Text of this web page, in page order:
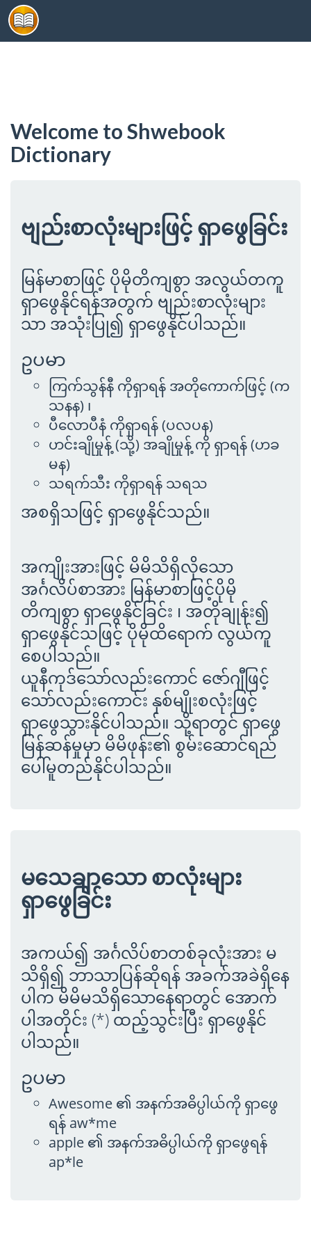
Welcome to Shwebook
Dictionary
ဗျည်းစာလုံးများဖြင့် ရှာဖွေခြင်း
မြန်မာစာဖြင့် ပိုမိုတိကျစွာ အလွယ်တကူ
ရှာဖွေနိုင်ရန်အတွက် ဗျည်းစာလုံးများ
သာ အသုံးပြု၍ ရှာဖွေနိုင်ပါသည်။
ဥပမာ
ကြက်သွန်နီ ကိုရှာရန် အတိုကောက်ဖြင့် (က
သနန) ၊
ပီလောပီနံ ကိုရှာရန် (ပလပန)
ဟင်းချိုမှုန့် (သို့) အချိုမှုန့် ကို ရှာရန် (ဟခ
မန)
သရက်သီး ကိုရှာရန် သရသ
အစရှိသဖြင့် ရှာဖွေနိုင်သည်။
အကျိုးအားဖြင့် မိမိသိရှိလိုသော
အင်္ဂလိပ်စာအား မြန်မာစာဖြင့်ပိုမို
တိကျစွာ ရှာဖွေနိုင်ခြင်း ၊ အတိုချုန်း၍
ရှာဖွေနိုင်သဖြင့် ပိုမိုထိရောက် လွယ်ကူ
စေပါသည်။
ယူနီကုဒ်သော်လည်းကောင် ဇော်ဂျီဖြင့်
သော်လည်းကောင်း နှစ်မျိုးစလုံးဖြင့်
ရှာဖွေသွားနိုင်ပါသည်။ သို့ရာတွင် ရှာဖွေ
မြန်ဆန်မှုမှာ မိမိဖုန်း၏ စွမ်းဆောင်ရည်
ပေါ်မူတည်နိုင်ပါသည်။
မသေချာသော စာလုံးများ
ရှာဖွေခြင်း
အကယ်၍ အင်္ဂလိပ်စာတစ်ခုလုံးအား မ
သိရှိ၍ ဘာသာပြန်ဆိုရန် အခက်အခဲရှိနေ
ပါက မိမိမသိရှိသောနေရာတွင် အောက်
ပါအတိုင်း (*) ထည့်သွင်းပြီး ရှာဖွေနိုင်
ပါသည်။
ဥပမာ
Awesome ၏ အနက်အဓိပ္ပါယ်ကို ရှာဖွေ
ရန် aw*me
apple ၏ အနက်အဓိပ္ပါယ်ကို ရှာဖွေရန်
ap*le